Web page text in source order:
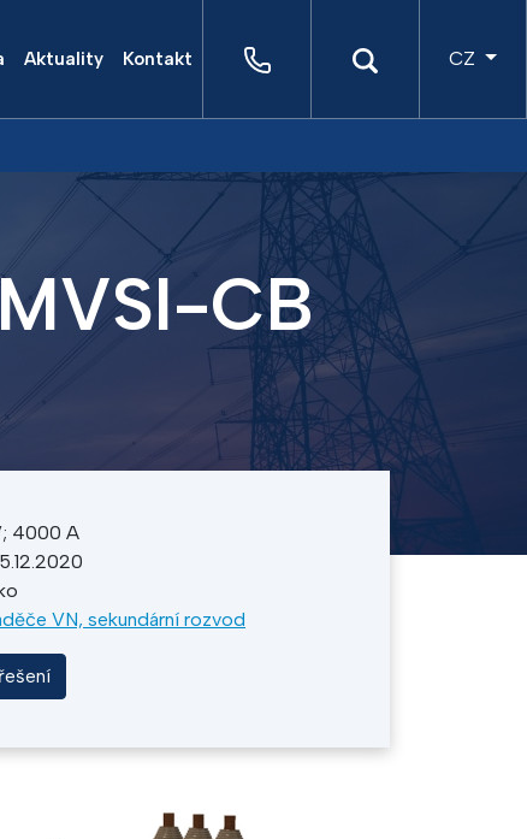
Aktuality Kontakt CZ
CB
4000 A
VN, sekundární rozvod